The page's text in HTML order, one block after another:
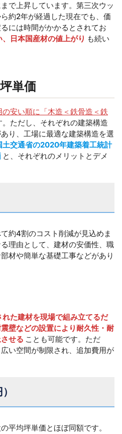
で上昇しています。第三次ウッ
約2年が経過した現在でも、価
には時間がかかるとされてお
日本国産材の値上がり も続い
単価
安い順に「木造＜鉄骨造＜鉄
。ただし、それぞれの建築構造
り、工場に最適な建築構造を選
土交通省の2020年建築着工統計
と、それぞれのメリットとデメ
約4割のコスト削減が見込めま
理由として、建材の安価性、職
材や簡単な基礎工事などがあり
た建材を現場で組み立てるだ
壁などの設置により耐久性・耐
せる ことも可能です。ただ
い空間が制限され、追加費用が
平均坪単価とほぼ同額です。